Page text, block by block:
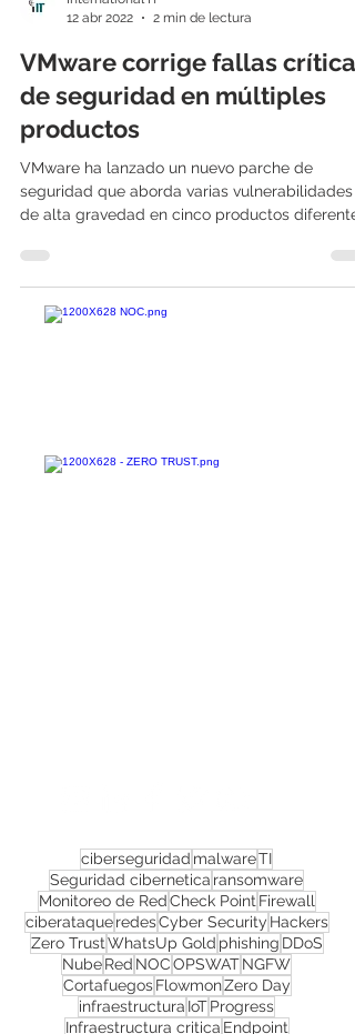
12 abr 2022
2 min de lectura
VMware corrige fallas críticas
de seguridad en múltiples
productos
VMware ha lanzado un nuevo parche de
de alta gravedad en cinco productos
ciberseguridadmalware TI
Seguridad ciberneticaransomware
Monitoreo de RedCheck PointFirewall
ciberataqueredesCyber SecurityHackers
Zero TrustWhatsUp GoldphishingDDoS
NubeRedNOCOPSWATNGFW
Cortafuegos Flowmon Zero Day